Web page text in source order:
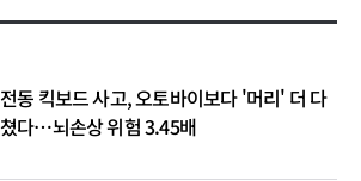
전동 킥보드 사고, 오토바이보다 '머리' 더 다
쳤다…뇌손상 위험 3.45배